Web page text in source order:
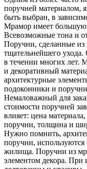
поручней материалом,
быть выбран, в
Мрамор имеет большую
Всевозможные тона и
Поручни, сделанные из
тщательнейшего ухода.
в течении многих лет.
и декоративный
архитектурные
подоконники и
Немаловажный для
стоимости поручней
влияет: цена
поручни, толщина и
Нужно помнить,
поручни,
жилища. Поручни из
элементом декора. При